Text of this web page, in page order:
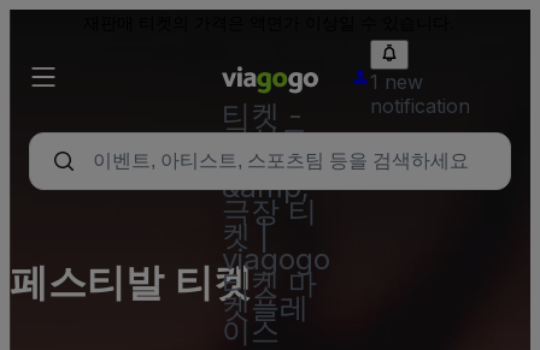
티켓 -
콘서트,
스포츠
&amp;
극장 티
켓 |
viagogo
티켓 마
켓플레
이스
1 new
notification
페스티발 티켓